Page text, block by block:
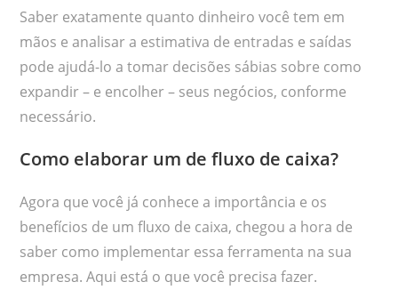
Saber exatamente quanto dinheiro você tem em
mãos e analisar a estimativa de entradas e saídas
pode ajudá-lo a tomar decisões sábias sobre como
expandir – e encolher – seus negócios, conforme
necessário.
Como elaborar um de fluxo de caixa?
Agora que você já conhece a importância e os
benefícios de um fluxo de caixa, chegou a hora de
saber como implementar essa ferramenta na sua
empresa. Aqui está o que você precisa fazer.